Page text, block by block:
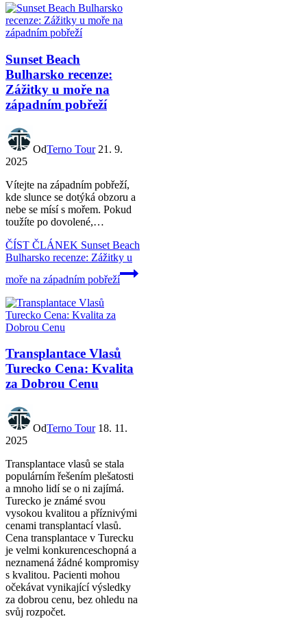
Sunset Beach
Bulharsko recenze:
Zážitky u moře na
západním pobřeží
OdTerno Tour 21. 9.
2025
Vítejte na západním pobřeží,
kde slunce se dotýká obzoru a
nebe se mísí s mořem. Pokud
toužíte po dovolené,…
ČÍST ČLÁNEK Sunset Beach
Bulharsko recenze: Zážitky u
moře na západním pobřeží
Transplantace Vlasů
Turecko Cena: Kvalita
za Dobrou Cenu
OdTerno Tour 18. 11.
2025
Transplantace vlasů se stala
populárním řešením plešatosti
a mnoho lidí se o ni zajímá.
Turecko je známé svou
vysokou kvalitou a příznivými
cenami transplantací vlasů.
Cena transplantace v Turecku
je velmi konkurenceschopná a
neznamená žádné kompromisy
s kvalitou. Pacienti mohou
očekávat vynikající výsledky
za dobrou cenu, bez ohledu na
svůj rozpočet.